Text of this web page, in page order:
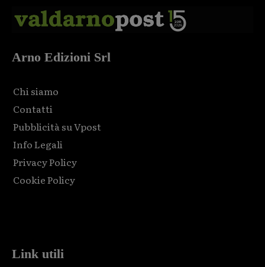
Arno Edizioni Srl
Chi siamo
Contatti
Pubblicità su Vpost
Info Legali
Privacy Policy
Cookie Policy
Link utili